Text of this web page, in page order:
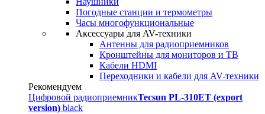
Погодные станции и термометры
Часы многофункциональные
Аксессуары для AV-техники
Антенны для радиоприемников
Кронштейны для мониторов и ТВ
Кабели HDMI
Переходники и кабели для AV-техники
Рекомендуем
Цифровой радиоприемникTecsun PL-310ET (export
version) black